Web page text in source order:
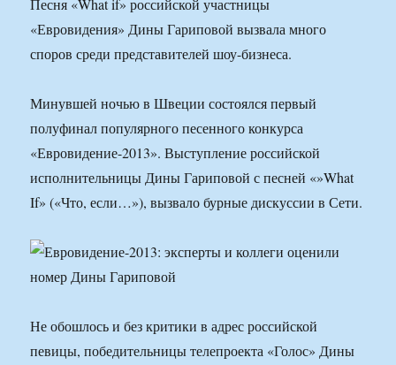
Песня «What if» российской участницы
«Евровидения» Дины Гариповой вызвала много
споров среди представителей шоу-бизнеса.
Минувшей ночью в Швеции состоялся первый
полуфинал популярного песенного конкурса
«Евровидение-2013». Выступление российской
исполнительницы Дины Гариповой с песней «»What
If» («Что, если…»), вызвало бурные дискуссии в Сети.
Не обошлось и без критики в адрес российской
певицы, победительницы телепроекта «Голос» Дины